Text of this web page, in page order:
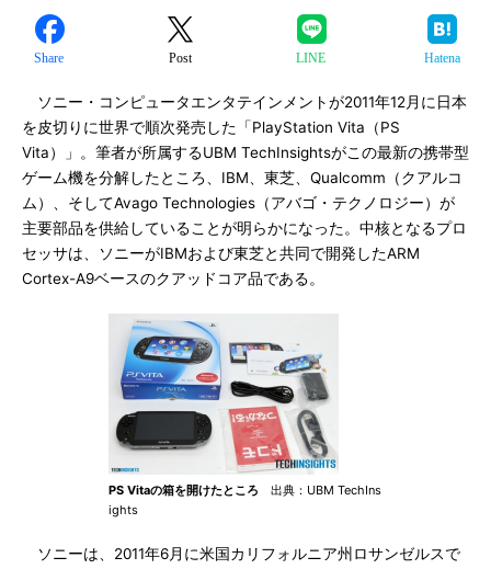
Share Post LINE Hatena
ソニー・コンピュータエンタテインメントが2011年12月に日本
を皮切りに世界で順次発売した「PlayStation Vita（PS
Vita）」。筆者が所属するUBM TechInsightsがこの最新の携帯型
ゲーム機を分解したところ、IBM、東芝、Qualcomm（クアルコ
ム）、そしてAvago Technologies（アバゴ・テクノロジー）が
主要部品を供給していることが明らかになった。中核となるプロ
セッサは、ソニーがIBMおよび東芝と共同で開発したARM
Cortex-A9ベースのクアッドコア品である。
PS Vitaの箱を開けたところ 出典：UBM TechIns
ights
ソニーは、2011年6月に米国カリフォルニア州ロサンゼルスで